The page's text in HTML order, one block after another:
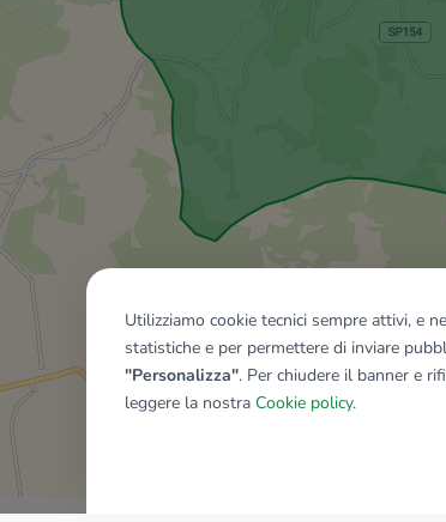
Mostra tutti gli
Utilizziamo cookie tecnici sempre attivi, e
statistiche e per permettere di inviare
"Personalizza". Per chiudere il banner e
leggere la nostra Cookie policy.